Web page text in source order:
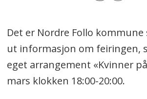
Det er Nordre Follo
ut informasjon om feiringen,
eget arrangement «Kvinner
mars klokken 18:00-20:00.